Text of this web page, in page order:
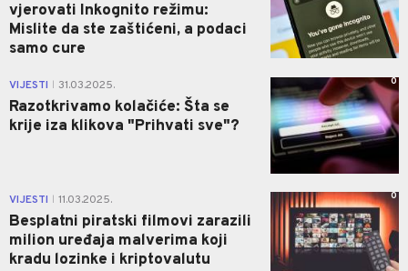
vjerovati Inkognito režimu:
Mislite da ste zaštićeni, a podaci
samo cure
VIJESTI 31.03.2025.
Razotkrivamo kolačiće: Šta se
krije iza klikova "Prihvati sve"?
0
VIJESTI 11.03.2025.
Besplatni piratski filmovi zarazili
milion uređaja malverima koji
kradu lozinke i kriptovalutu
0